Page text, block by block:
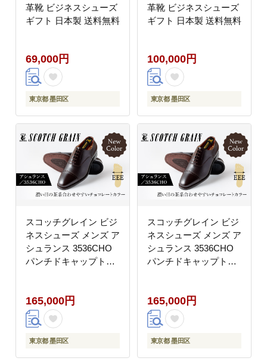
革靴 ビジネスシューズ
ギフト 日本製 送料無料
69,000円
東京都 墨田区
革靴 ビジネスシューズ
ギフト 日本製 送料無料
100,000円
東京都 墨田区
スコッチグレイン ビジ
ネスシューズ メンズ ア
シュランス 3536CHO
パンチドキャップトゥ
【23.5cm】
165,000円
東京都 墨田区
スコッチグレイン ビジ
ネスシューズ メンズ ア
シュランス 3536CHO
パンチドキャップトゥ
【24.0cm】
165,000円
東京都 墨田区